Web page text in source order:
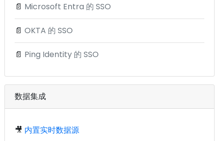
📄 Microsoft Entra 的 SSO
📄 OKTA 的 SSO
📄 Ping Identity 的 SSO
数据集成
🎥 内置实时数据源